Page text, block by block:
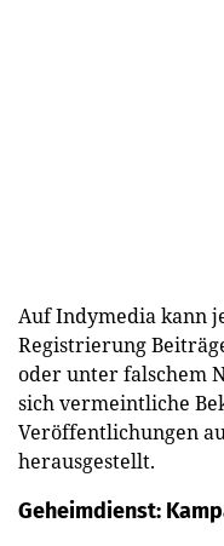
Auf Indymedia kann
Registrierung
oder unter falschem
sich vermeintliche
Veröffentlichungen
herausgestellt.
Geheimdienst: